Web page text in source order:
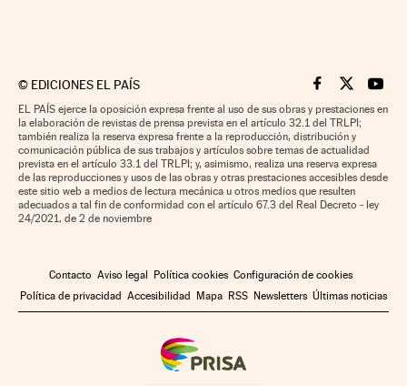
© EDICIONES EL PAÍS Cinco Días en
Cinco Días
Cinco
EL PAÍS ejerce la oposición expresa frente al uso de sus obras y prestaciones en
la elaboración de revistas de prensa prevista en el artículo 32.1 del TRLPI;
también realiza la reserva expresa frente a la reproducción, distribución y
comunicación pública de sus trabajos y artículos sobre temas de actualidad
prevista en el artículo 33.1 del TRLPI; y, asimismo, realiza una reserva expresa
de las reproducciones y usos de las obras y otras prestaciones accesibles desde
este sitio web a medios de lectura mecánica u otros medios que resulten
adecuados a tal fin de conformidad con el artículo 67.3 del Real Decreto - ley
24/2021, de 2 de noviembre
Contacto Aviso legal Política cookies Configuración de cookies
Política de privacidad Accesibilidad Mapa RSS Newsletters Últimas noticias